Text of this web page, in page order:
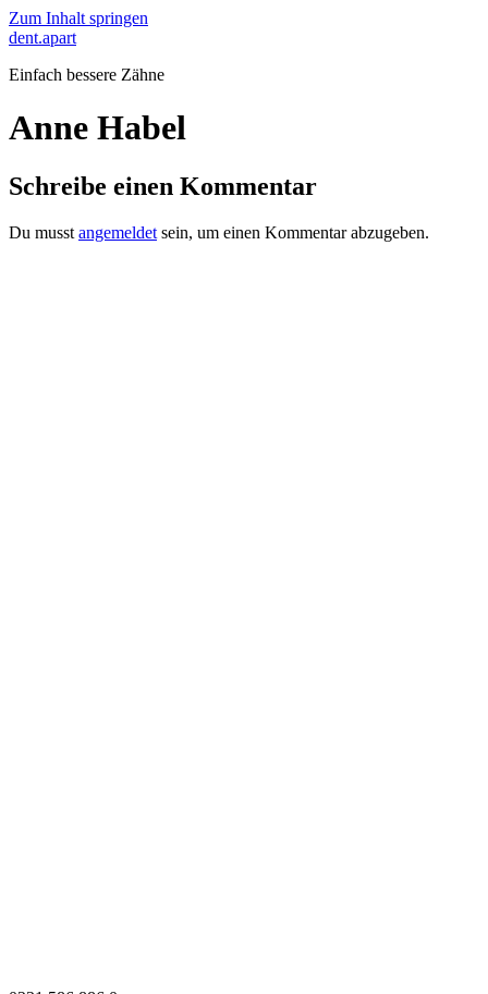
Zum Inhalt springen
dent.apart
Einfach bessere Zähne
Anne Habel
Schreibe einen Kommentar
Du musst angemeldet sein, um einen Kommentar abzugeben.